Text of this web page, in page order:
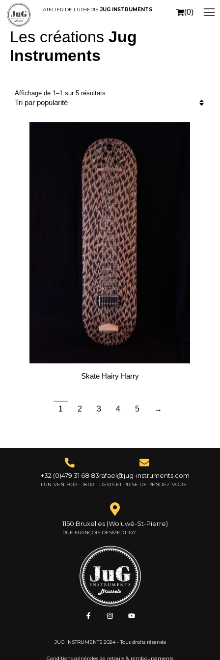
ATELIER DE LUTHERIEJUG INSTRUMENTS (0)
You are here:
Home
Les créations Jug
Instruments
Affichage de 1–1 sur 5 résultats
Skate Hairy Harry
1 2 3 4 5 →
+32 (0)479 31 68 83
LUN-VEN: 9:00 – 18:00
rafael@jug-instruments.com
DEVIS ET PRISE DE RENDEZ-VOUS
1150 Bruxelles (Woluwé-St-Pierre)
RUE FRANÇOIS DESMEDT 147
JUG INSTRUMENTS 2024 - Tous droits réservés
Conditions générales de retours & remboursements